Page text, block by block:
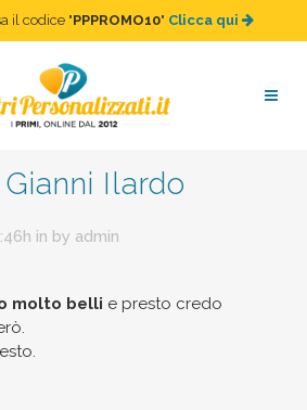
il codice "PPPROMO10" Clicca qui
Ilardo
Gianni Ilardo
in by admin
molto belli e presto credo